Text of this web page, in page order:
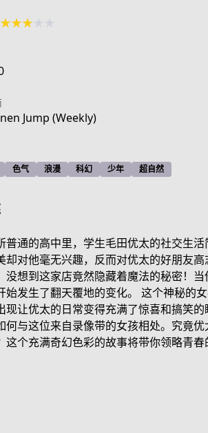
4caa-b314-f4d817076891
girl-ai
★★★
Jump (Weekly)
色气 浪漫 科幻 少年 超自然
普通的高中里，学生毛田优太的社交生
却对他毫无兴趣，反而对优太的好朋友
没想到这家店竟然隐藏着魔法的秘密！
始发生了翻天覆地的变化。 这个神秘的
现让优太的日常变得充满了惊喜和搞笑
何与这位来自录像带的女孩相处。究竟
这个充满奇幻色彩的故事将带你领略青春